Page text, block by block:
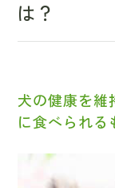
は？
犬の健康を維
に食べられる